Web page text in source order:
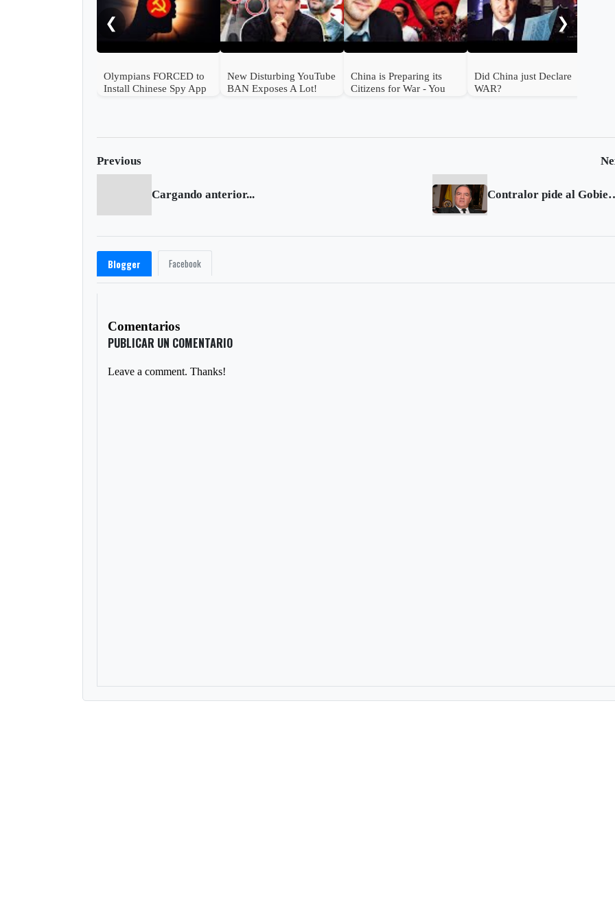
❮
Olympians FORCED to
Install Chinese Spy App
New Disturbing YouTube
BAN Exposes A Lot!
China is Preparing its
Citizens for War - You
Did China just Declare
WAR?
❯
Previous
Cargando anterior... Contralor pide al Gobierno
Blogger Facebook
Comentarios
PUBLICAR UN COMENTARIO
Leave a comment. Thanks!